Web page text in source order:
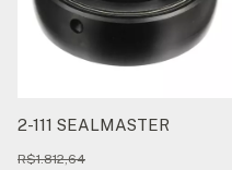
2-111 SEALMASTER
R$1.812,64